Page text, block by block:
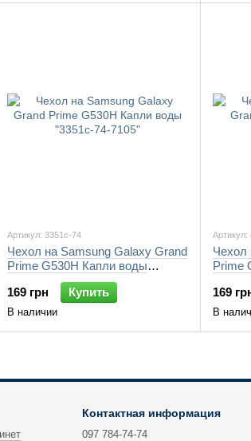
Артикул: 3351c-74
Чехол на Samsung Galaxy Grand
Prime G530H Капли воды
"3351c-74-7105"
169 грн
Купить
В наличии
Артикул:
Чехол
Prime
169
В
Контактная информация
097 784-74-74